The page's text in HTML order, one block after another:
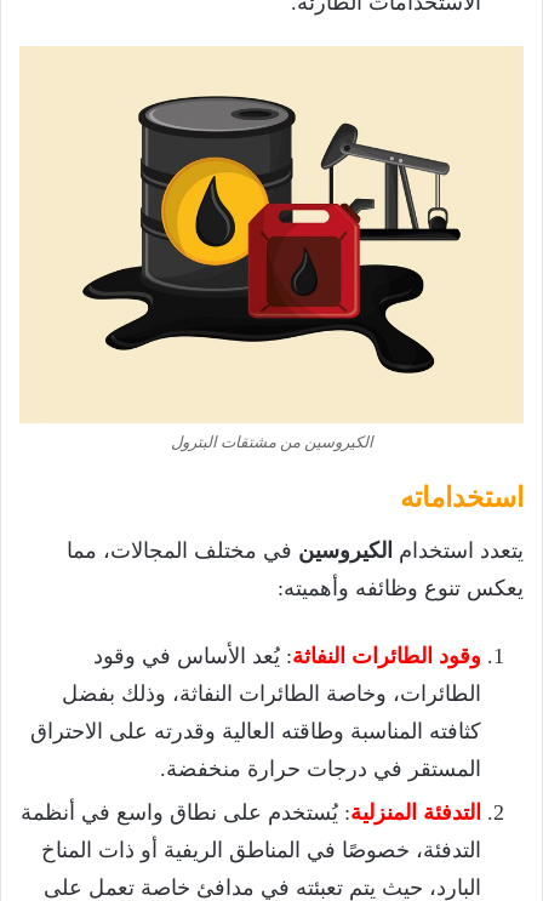
الكيروسين من مشتقات البترول
استخداماته
يتعدد استخدام الكيروسين في مختلف المجالات، مما
يعكس تنوع وظائفه وأهميته:
وقود الطائرات النفاثة: يُعد الأساس في وقود
الطائرات، وخاصة الطائرات النفاثة، وذلك بفضل
كثافته المناسبة وطاقته العالية وقدرته على الاحتراق
المستقر في درجات حرارة منخفضة.
التدفئة المنزلية: يُستخدم على نطاق واسع في أنظمة
التدفئة، خصوصًا في المناطق الريفية أو ذات المناخ
البارد، حيث يتم تعبئته في مدافئ خاصة تعمل على